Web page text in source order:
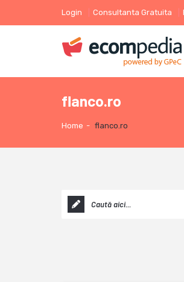
Login Consultanta Gratuita
flanco.ro
Home - flanco.ro